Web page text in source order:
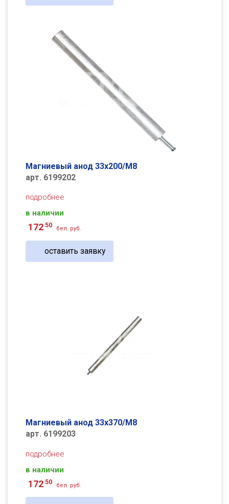
Магниевый анод 33х200/М8
арт. 6199202
подробнее
в наличии
172 50 бел. руб.
оставить заявку
Магниевый анод 33х370/М8
арт. 6199203
подробнее
в наличии
172 50 бел. руб.